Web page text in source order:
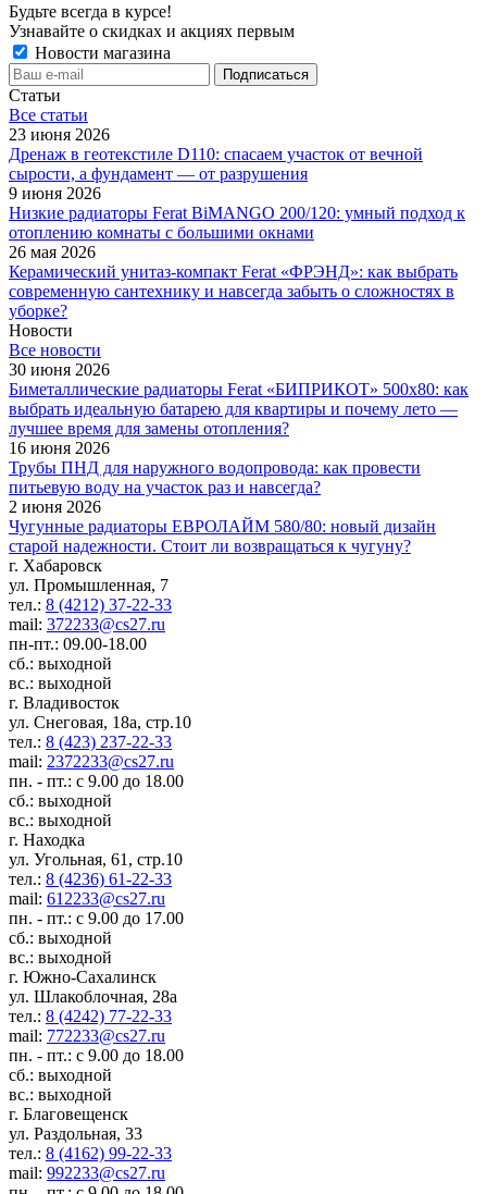
Будьте всегда в курсе!
Узнавайте о скидках и акциях первым
Новости магазина
Статьи
Все cтатьи
23 июня 2026
Дренаж в геотекстиле D110: спасаем участок от вечной
сырости, а фундамент — от разрушения
9 июня 2026
Низкие радиаторы Ferat BiMANGO 200/120: умный подход к
отоплению комнаты с большими окнами
26 мая 2026
Керамический унитаз-компакт Ferat «ФРЭНД»: как выбрать
современную сантехнику и навсегда забыть о сложностях в
уборке?
Новости
Все новости
30 июня 2026
Биметаллические радиаторы Ferat «БИПРИКОТ» 500x80: как
выбрать идеальную батарею для квартиры и почему лето —
лучшее время для замены отопления?
16 июня 2026
Трубы ПНД для наружного водопровода: как провести
питьевую воду на участок раз и навсегда?
2 июня 2026
Чугунные радиаторы ЕВРОЛАЙМ 580/80: новый дизайн
старой надежности. Стоит ли возвращаться к чугуну?
г. Хабаровск
ул. Промышленная, 7
тел.: 8 (4212) 37-22-33
mail: 372233@cs27.ru
пн-пт.: 09.00-18.00
сб.: выходной
вс.: выходной
г. Владивосток
ул. Снеговая, 18а, стр.10
тел.: 8 (423) 237-22-33
mail: 2372233@cs27.ru
пн. - пт.: с 9.00 до 18.00
сб.: выходной
вс.: выходной
г. Находка
ул. Угольная, 61, стр.10
тел.: 8 (4236) 61-22-33
mail: 612233@cs27.ru
пн. - пт.: с 9.00 до 17.00
сб.: выходной
вс.: выходной
г. Южно-Сахалинск
ул. Шлакоблочная, 28а
тел.: 8 (4242) 77-22-33
mail: 772233@cs27.ru
пн. - пт.: с 9.00 до 18.00
сб.: выходной
вс.: выходной
г. Благовещенск
ул. Раздольная, 33
тел.: 8 (4162) 99-22-33
mail: 992233@cs27.ru